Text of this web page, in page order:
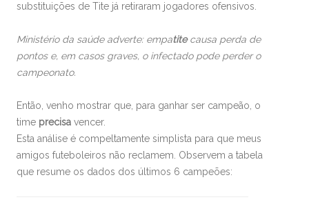
substituições de Tite já retiraram jogadores ofensivos.
Ministério da saúde adverte: empatitecausa perda de
pontos e, em casos graves, o infectado pode perder o
campeonato.
Então, venho mostrar que, para ganhar ser campeão, o
time precisa vencer.
Esta análise é compeltamente simplista para que meus
amigos futeboleiros não reclamem. Observem a tabela
que resume os dados dos últimos 6 campeões: